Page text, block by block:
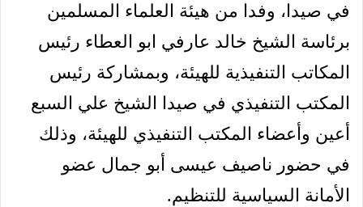
في صيدا، وفدا من هيئة العلماء المسلمين
برئاسة الشيخ خالد عارفي ابو العطاء رئيس
المكاتب التنفيذية للهيئة، وبمشاركة رئيس
المكتب التنفيذي في صيدا الشيخ علي السبع
أعين وأعضاء المكتب التنفيذي للهيئة، وذلك
في حضور ناصيف عيسى أبو جمال عضو
الأمانة السياسية للتنظيم.